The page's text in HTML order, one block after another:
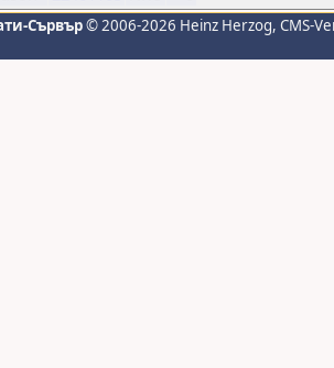
Сървър© 2006-2026 Heinz Herzog, CMS-